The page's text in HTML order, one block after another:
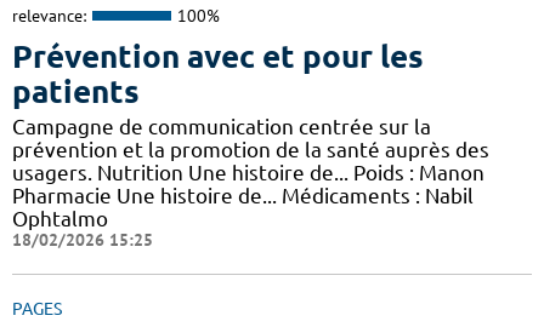
relevance: 100%
Prévention avec et pour les
patients
Campagne de communication centrée sur la
prévention et la promotion de la santé auprès des
usagers. Nutrition Une histoire de... Poids : Manon
Pharmacie Une histoire de... Médicaments : Nabil
Ophtalmo
18/02/2026 15:25
PAGES